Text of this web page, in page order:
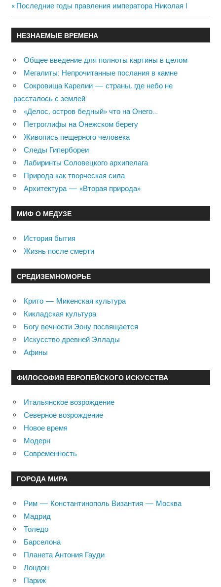
Навигация
по
записям
Previous
Post:
Последние годы правления императора Николая I
НЕЗНАЕМЫЕ ВРЕМЕНА
Общее введение для полноты картины в целом
Мегалиты: Непрочитанные послания в камне
Сокровища Карелии — страны, где небо не
рассталось с землей
«Делос, остров бедный» что на Онего…
Петроглифы на Онежском берегу
Живопись пещерного человека
Следы Гипербореи
Лабиринты Соловецкого архипелага
Природа как творческая сила
Архитектура — «Вторая природа»
МИФ О МЕДУЗЕ
История бытия
Жизнь после смерти
СРЕДИЗЕМНОМОРЬЕ
Крито — Микенская культура
Кикладская культура
Богу вечности Эону посвящается
Искусство древней Эллады
Афины
ФИЛОСОФИЯ ЕВРОПЕЙСКОГО ИСКУССТВА
Итальянское возрождение
Северное возрождение
Новое время
Модерн
Современность
ГОРОДА МИРА
Рим — Константинополь Византия — Москва
Мадрид
Толедо
Барселона
Планета Антония Гауди
Лондон
Париж